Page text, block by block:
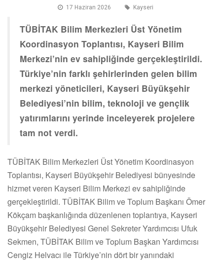
17 Haziran 2026 Kayseri
TÜBİTAK Bilim Merkezleri Üst Yönetim
Koordinasyon Toplantısı, Kayseri Bilim
Merkezi’nin ev sahipliğinde gerçekleştirildi.
Türkiye’nin farklı şehirlerinden gelen bilim
merkezi yöneticileri, Kayseri Büyükşehir
Belediyesi’nin bilim, teknoloji ve gençlik
yatırımlarını yerinde inceleyerek projelere
tam not verdi.
TÜBİTAK Bilim Merkezleri Üst Yönetim Koordinasyon
Toplantısı, Kayseri Büyükşehir Belediyesi bünyesinde
hizmet veren Kayseri Bilim Merkezi ev sahipliğinde
gerçekleştirildi. TÜBİTAK Bilim ve Toplum Başkanı Ömer
Kökçam başkanlığında düzenlenen toplantıya, Kayseri
Büyükşehir Belediyesi Genel Sekreter Yardımcısı Ufuk
Sekmen, TÜBİTAK Bilim ve Toplum Başkan Yardımcısı
Cengiz Helvacı ile Türkiye’nin dört bir yanındaki